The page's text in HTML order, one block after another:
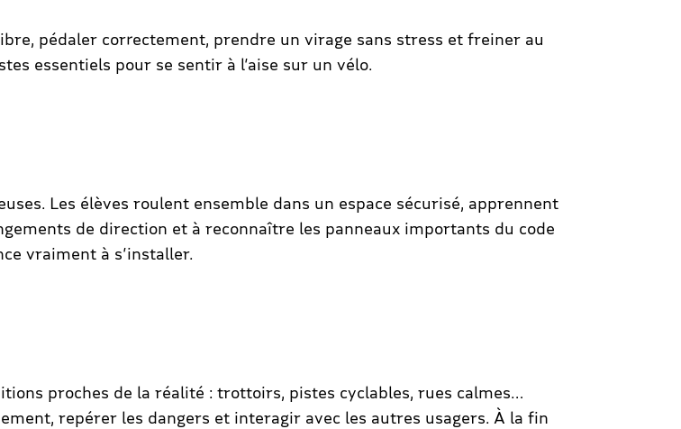
pédaler correctement, prendre un virage sans stress et freiner au
essentiels pour se sentir à l’aise sur un vélo.
Les élèves roulent ensemble dans un espace sécurisé, apprennent
de direction et à reconnaître les panneaux importants du code
vraiment à s’installer.
proches de la réalité : trottoirs, pistes cyclables, rues calmes…
repérer les dangers et interagir avec les autres usagers. À la fin